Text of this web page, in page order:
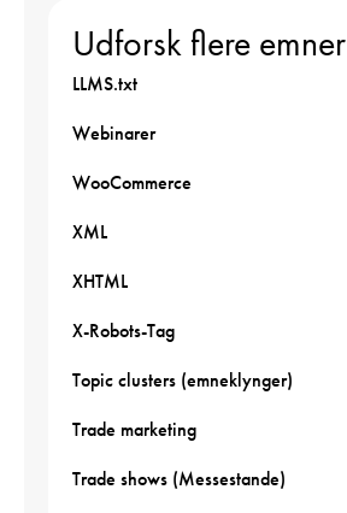
Udforsk flere emner
LLMS.txt
Webinarer
WooCommerce
XML
XHTML
X-Robots-Tag
Topic clusters (emneklynger)
Trade marketing
Trade shows (Messestande)